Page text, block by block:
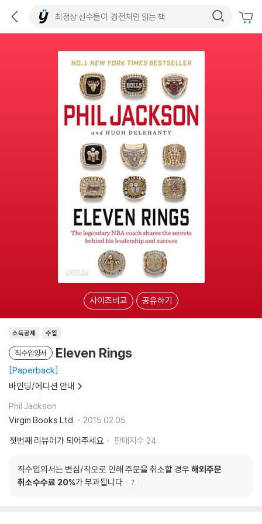
사이즈비교 공유하기
소득공제 수입
직수입양서 Eleven Rings
Paperback
바인딩/에디션 안내
Phil Jackson
Virgin Books Ltd.
2015.02.05.
첫번째 리뷰어가 되어주세요
판매지수 24
직수입외서는 변심/착오로 인해 주문을 취소할 경우 해외주문
취소수수료 20%가 부과됩니다.